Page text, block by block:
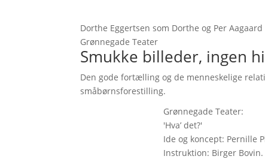
Dorthe Eggertsen som Dorthe og Per
Grønnegade Teater
Smukke billeder, ingen
Den gode fortælling og de menneskelige
småbørnsforestilling.
Grønnegade Teater:
'Hva’ det?'
Ide og koncept: Pernille
Instruktion: Birger